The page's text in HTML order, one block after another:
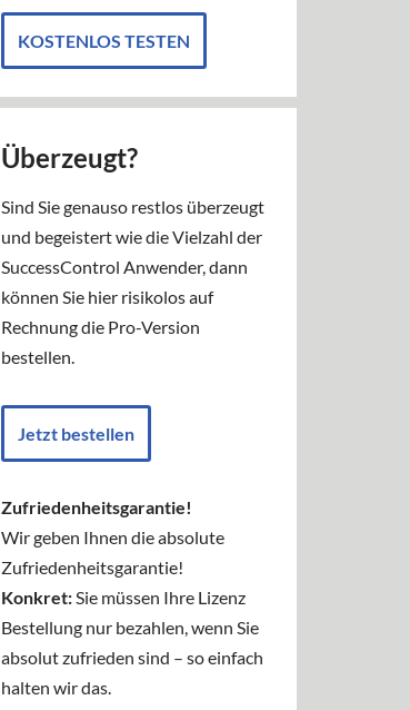
KOSTENLOS TESTEN
Überzeugt?
Sind Sie genauso restlos überzeugt
und begeistert wie die Vielzahl der
SuccessControl Anwender, dann
können Sie hier risikolos auf
Rechnung die Pro-Version
bestellen.
Jetzt bestellen
Zufriedenheitsgarantie!
Wir geben Ihnen die absolute
Zufriedenheitsgarantie!
Konkret:Sie müssen Ihre Lizenz
Bestellung nur bezahlen, wenn Sie
absolut zufrieden sind – so einfach
halten wir das.